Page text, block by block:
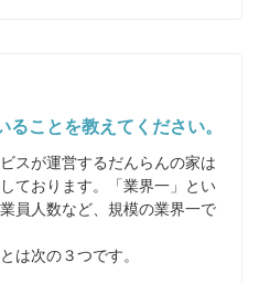
ことを教えてください。
スが運営するだんらんの家は
ております。「業界一」とい
員人数など、規模の業界一で
は次の３つです。